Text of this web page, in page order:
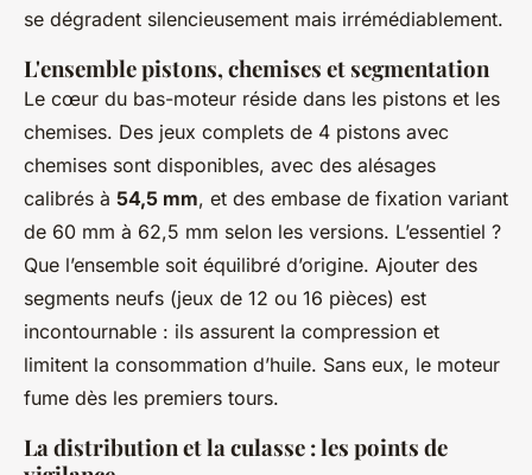
se dégradent silencieusement mais irrémédiablement.
L'ensemble pistons, chemises et segmentation
Le cœur du bas-moteur réside dans les pistons et les
chemises. Des jeux complets de 4 pistons avec
chemises sont disponibles, avec des alésages
calibrés à 54,5 mm, et des embase de fixation variant
de 60 mm à 62,5 mm selon les versions. L’essentiel ?
Que l’ensemble soit équilibré d’origine. Ajouter des
segments neufs (jeux de 12 ou 16 pièces) est
incontournable : ils assurent la compression et
limitent la consommation d’huile. Sans eux, le moteur
fume dès les premiers tours.
La distribution et la culasse : les points de